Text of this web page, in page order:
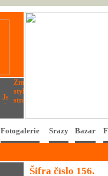
Fotogalerie Srazy Bazar
Šifra číslo 156.